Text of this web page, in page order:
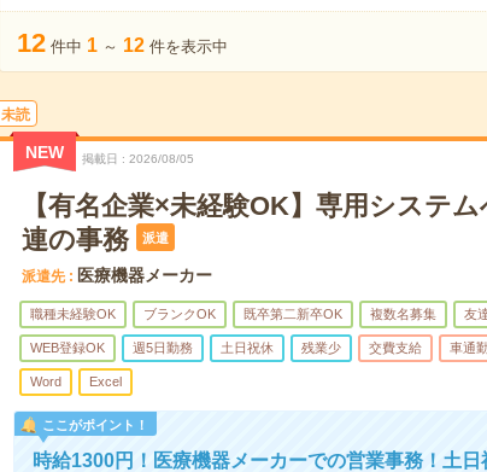
12 件中 1 ～ 12 件を表示中
未読
NEW 掲載日 2026/08/05
【有名企業×未経験OK】専用システ
連の事務
派遣
派遣先 医療機器メーカー
職種未経験OK ブランクOK 既卒第二新卒OK 複数名募集 友
WEB登録OK 週5日勤務 土日祝休 残業少 交費支給 車通
Word Excel
ここがポイント！
時給1300円！医療機器メーカーでの営業事務！土日